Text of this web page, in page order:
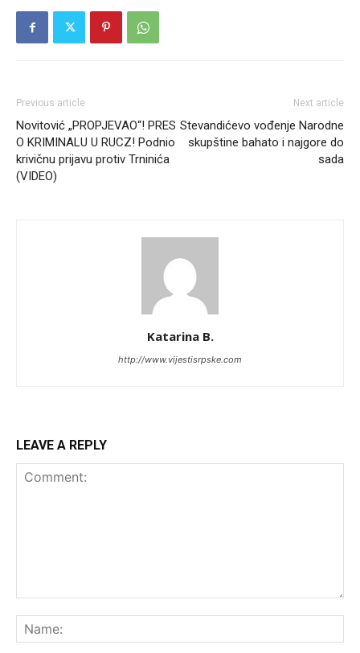
Previous article
Novitović „PROPJEVAO“! PRES
O KRIMINALU U RUCZ! Podnio
krivičnu prijavu protiv Trninića
(VIDEO)
Next article
Stevandićevo vođenje Narodne
skupštine bahato i najgore do
sada
Katarina B.
http://www.vijestisrpske.com
LEAVE A REPLY